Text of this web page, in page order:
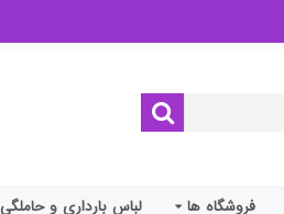
فروشگاه ها لباس بارداری و حاملگی